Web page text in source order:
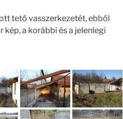
tető vasszerkezetét, ebből
a korábbi és a jelenlegi